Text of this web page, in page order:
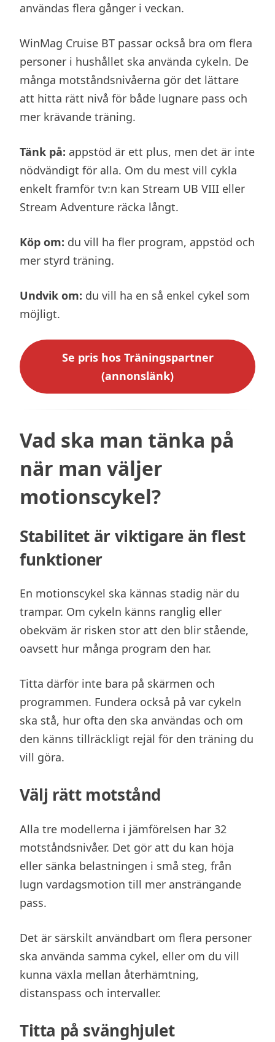
användas flera gånger i veckan.
WinMag Cruise BT passar också bra om flera
personer i hushållet ska använda cykeln. De
många motståndsnivåerna gör det lättare
att hitta rätt nivå för både lugnare pass och
mer krävande träning.
Tänk på: appstöd är ett plus, men det är inte
nödvändigt för alla. Om du mest vill cykla
enkelt framför tv:n kan Stream UB VIII eller
Stream Adventure räcka långt.
Köp om: du vill ha fler program, appstöd och
mer styrd träning.
Undvik om: du vill ha en så enkel cykel som
möjligt.
Se pris hos Träningspartner
(annonslänk)
Vad ska man tänka på
när man väljer
motionscykel?
Stabilitet är viktigare än flest
funktioner
En motionscykel ska kännas stadig när du
trampar. Om cykeln känns ranglig eller
obekväm är risken stor att den blir stående,
oavsett hur många program den har.
Titta därför inte bara på skärmen och
programmen. Fundera också på var cykeln
ska stå, hur ofta den ska användas och om
den känns tillräckligt rejäl för den träning du
vill göra.
Välj rätt motstånd
Alla tre modellerna i jämförelsen har 32
motståndsnivåer. Det gör att du kan höja
eller sänka belastningen i små steg, från
lugn vardagsmotion till mer ansträngande
pass.
Det är särskilt användbart om flera personer
ska använda samma cykel, eller om du vill
kunna växla mellan återhämtning,
distanspass och intervaller.
Titta på svänghjulet